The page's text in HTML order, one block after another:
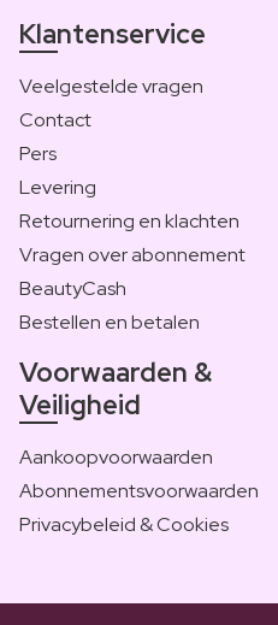
Klantenservice
Veelgestelde vragen
Contact
Pers
Levering
Retournering en klachten
Vragen over abonnement
BeautyCash
Bestellen en betalen
Voorwaarden &
Veiligheid
Aankoopvoorwaarden
Abonnementsvoorwaarden
Privacybeleid & Cookies